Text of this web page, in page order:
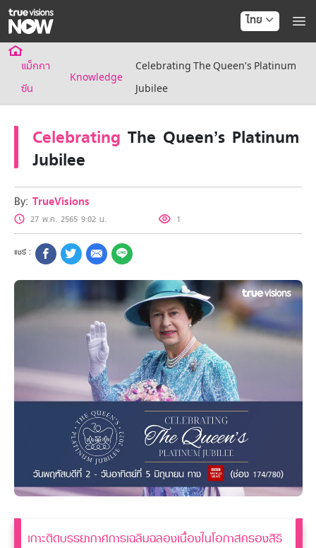
ไทย
แม็กกา
ซีน
Knowledge
Celebrating The Queen’s Platinum
Jubilee
Celebrating The Queen’s Platinum
Jubilee
By: TrueVisions
27 พ.ค. 2565 9:02 น. 1
เกาะติดบรรยากาศการเฉลิมฉลองเนื่องในโอกาสครองสิริ